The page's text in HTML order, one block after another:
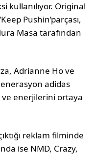
kullanılıyor. Original
Pushin’parçası,
Masa tarafından
Adrianne Ho ve
adidas
ve enerjilerini ortaya
reklam filminde
ise NMD, Crazy,